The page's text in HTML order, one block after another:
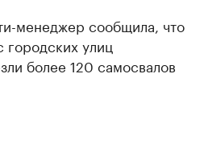
менеджер сообщила, что
улиц
более 120 самосвалов